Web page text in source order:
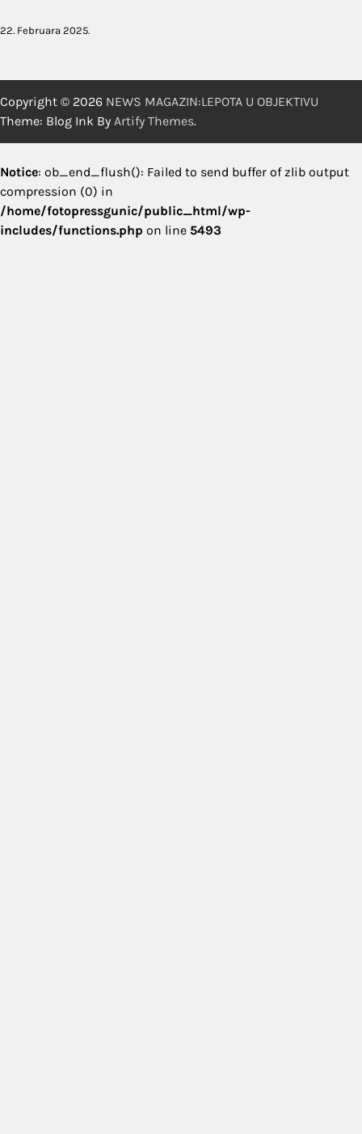
22. Februara 2025.
Copyright © 2026 NEWS MAGAZIN:LEPOTA U OBJEKTIVU
Theme: Blog Ink By Artify Themes.
Notice: ob_end_flush(): Failed to send buffer of zlib output
compression (0) in
/home/fotopressgunic/public_html/wp-
includes/functions.php on line 5493